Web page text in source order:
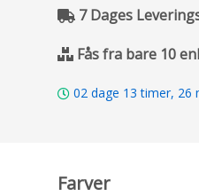
7 Dages
Fås fra bare 10
02 dage 13 timer, 26
Farver